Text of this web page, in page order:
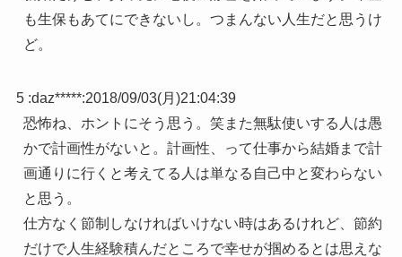
も生保もあてにできないし。つまんない人生だと思うけ
ど。
5 :daz*****:2018/09/03(月)21:04:39
恐怖ね、ホントにそう思う。笑また無駄使いする人は愚
かで計画性がないと。計画性、って仕事から結婚まで計
画通りに行くと考えてる人は単なる自己中と変わらない
と思う。
仕方なく節制しなければいけない時はあるけれど、節約
だけで人生経験積んだところで幸せが掴めるとは思えな